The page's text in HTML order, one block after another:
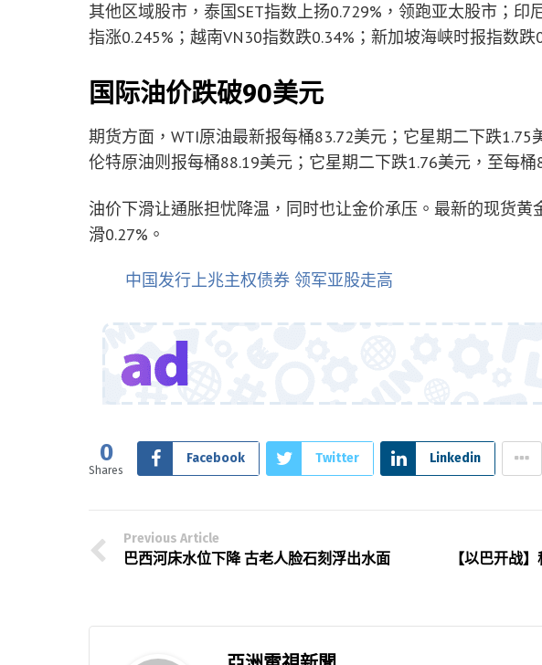
其他区域股市，泰国SET指数上扬0.729%，领跑亚太股市；印
指涨0.245%；越南VN30指数跌0.34%；新加坡海峡时报指数跌
国际油价跌破90美元
期货方面，WTI原油最新报每桶83.72美元；它星期二下跌1.75
伦特原油则报每桶88.19美元；它星期二下跌1.76美元，至每桶
油价下滑让通胀担忧降温，同时也让金价承压。最新的现货黄
滑0.27%。
中国发行上兆主权债券 领军亚股走高
0
Shares
Facebook Twitter Linkedin
Previous Article
巴西河床水位下降 古老人脸石刻浮出水面
【以巴开战